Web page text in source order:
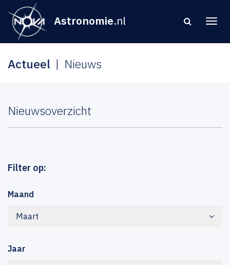
Astronomie.nl
Actueel Nieuws
Nieuwsoverzicht
Filter op:
Maand
Maart
Jaar